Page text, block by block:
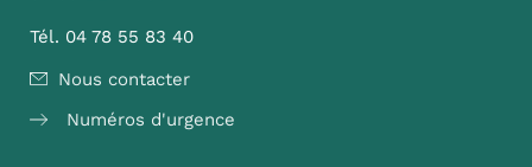
Tél. 04 78 55 83 40
Nous contacter
Numéros d'urgence